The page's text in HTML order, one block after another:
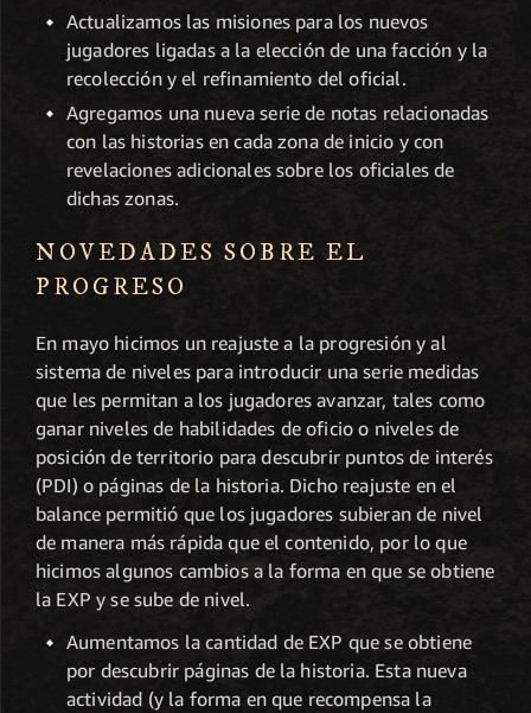
Actualizamos las misiones para los nuevos
jugadores ligadas a la elección de una facción y la
recolección y el refinamiento del oficial.
Agregamos una nueva serie de notas relacionadas
con las historias en cada zona de inicio y con
revelaciones adicionales sobre los oficiales de
dichas zonas.
NOVEDADES SOBRE EL
PROGRESO
En mayo hicimos un reajuste a la progresión y al
sistema de niveles para introducir una serie medidas
que les permitan a los jugadores avanzar, tales como
ganar niveles de habilidades de oficio o niveles de
posición de territorio para descubrir puntos de interés
(PDI) o páginas de la historia. Dicho reajuste en el
balance permitió que los jugadores subieran de nivel
de manera más rápida que el contenido, por lo que
hicimos algunos cambios a la forma en que se obtiene
la EXP y se sube de nivel.
Aumentamos la cantidad de EXP que se obtiene
por descubrir páginas de la historia. Esta nueva
actividad (y la forma en que recompensa la